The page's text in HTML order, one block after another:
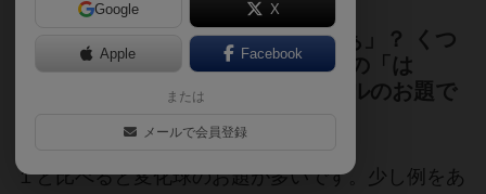
今言った「はぁ」は、安心の「はぁ」？ くつ
ろぎの「はぁ」？ それとも、憧れの「は
ぁ」？ シリーズ第３弾は新ジャンルのお題で
１と比べると変化球のお題が多いです。少し例をあ
Google X
Apple Facebook
または
メールで会員登録